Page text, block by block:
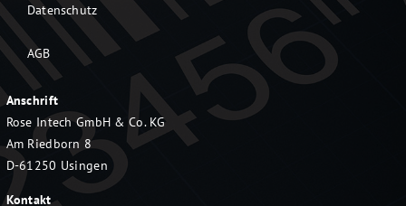
Datenschutz
AGB
Anschrift
Rose Intech GmbH & Co. KG
Am Riedborn 8
D-61250 Usingen
Kontakt